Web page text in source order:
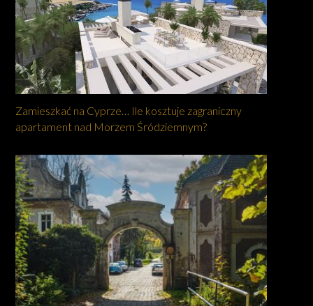
Zamieszkać na Cyprze… Ile kosztuje zagraniczny
apartament nad Morzem Śródziemnym?